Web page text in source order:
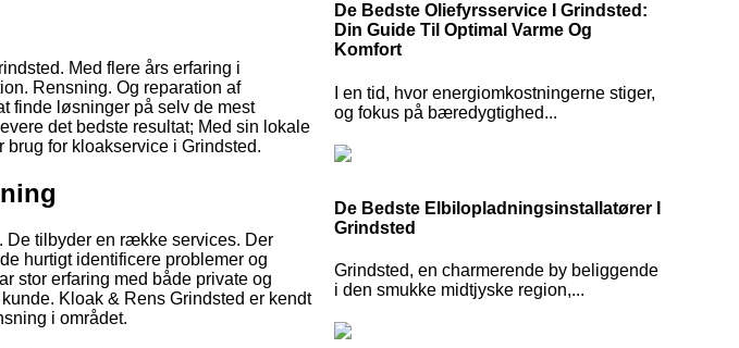
Med flere års erfaring i
Rensning. Og reparation af
finde løsninger på selv de mest
det bedste resultat; Med sin lokale
for kloakservice i Grindsted.
De tilbyder en række services. Der
hurtigt identificere problemer og
stor erfaring med både private og
Kloak & Rens Grindsted er kendt
i området.
De Bedste Oliefyrsservice I Grindsted:
Din Guide Til Optimal Varme Og
Komfort
I en tid, hvor energiomkostningerne stiger,
og fokus på bæredygtighed...
De Bedste Elbilopladningsinstallatører I
Grindsted
Grindsted, en charmerende by beliggende
i den smukke midtjyske region,...